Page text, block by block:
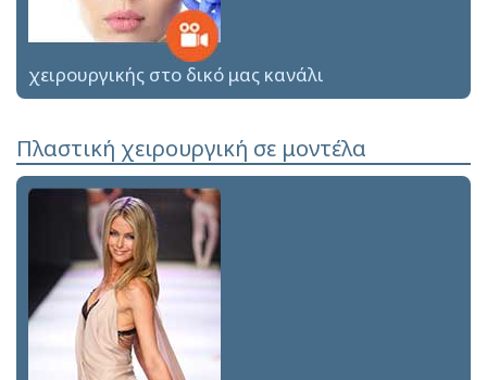
χειρουργικής στο δικό μας κανάλι
Πλαστική χειρουργική σε μοντέλα